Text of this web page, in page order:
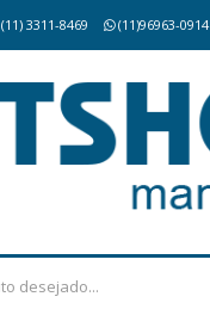
(11) 3311-8469 (11)96963-0914